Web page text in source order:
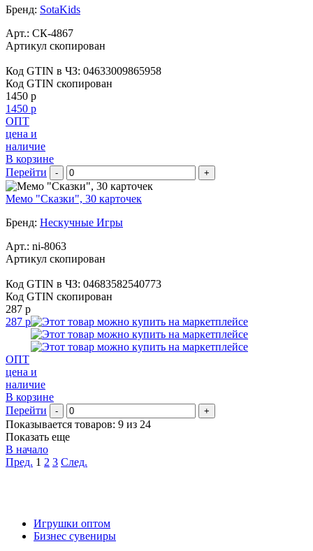
Бренд: SotaKids
Арт.: СК-4867
Артикул скопирован
Код GTIN в ЧЗ: 04633009865958
Код GTIN скопирован
1450 р
1450 р
ОПТ
цена и
наличие
В корзине
Перейти
- +
Мемо "Сказки", 30 карточек
Бренд: Нескучные Игры
Арт.: ni-8063
Артикул скопирован
Код GTIN в ЧЗ: 04683582540773
Код GTIN скопирован
287 р
287 р
ОПТ
цена и
наличие
В корзине
Перейти
- +
Показывается товаров: 9 из 24
Показать еще
В начало
Пред. 1 2 3 След.
Игрушки оптом
Бизнес сувениры